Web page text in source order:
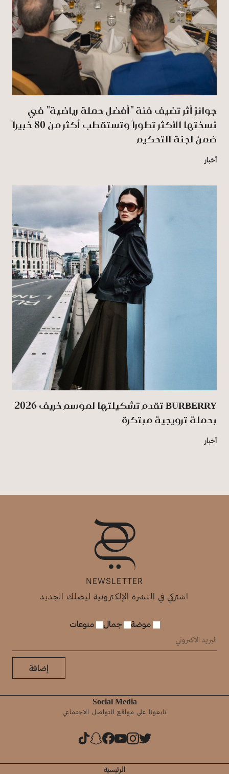
جوائز أثر تضيف فئة "أفضل حملة رياضية" في
نسختها الأكثر تطوراً وتستقطب أكثر من 80 خبيراً
ضمن لجنة التحكيم
أخبار
BURBERRY تقدم تشكيلتها لموسم خريف 2026
بحملة ترويجية مبتكرة
أخبار
NEWSLETTER
اشتركي في النشرة الإلكترونية ليصلك الجديد
موضة جمال منوعات
إضافة
Social Media
تابعونا على مواقع التواصل الاجتماعي
الرئيسية